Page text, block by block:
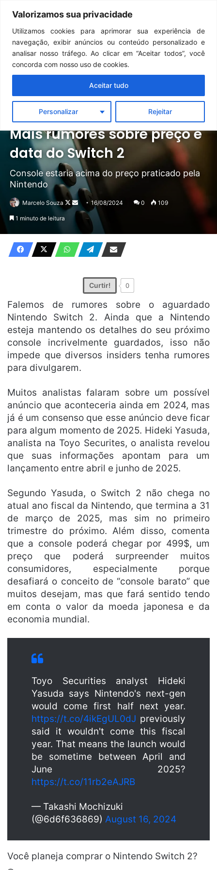
Valorizamos sua privacidade
Utilizamos cookies para aprimorar sua experiência de
navegação, exibir anúncios ou conteúdo personalizado e
analisar nosso tráfego. Ao clicar em “Aceitar todos”, você
concorda com nosso uso de cookies.
Personalizar Rejeitar
Aceitar tudo
Menu
Switch
Mais rumores sobre preço e
data do Switch 2
Console estaria acima do preço praticado pela
Nintendo
Marcelo Souza
Follow
on
Mande
um
16/08/2024 0 109
1 minuto de leitura
Curtir! 0
Falemos de rumores sobre o aguardado
Nintendo Switch 2. Ainda que a Nintendo
esteja mantendo os detalhes do seu próximo
console incrivelmente guardados, isso não
impede que diversos insiders tenha rumores
para divulgarem.
Muitos analistas falaram sobre um possível
anúncio que aconteceria ainda em 2024, mas
já é um consenso que esse anúncio deve ficar
para algum momento de 2025. Hideki Yasuda,
analista na Toyo Securites, o analista revelou
que suas informações apontam para um
lançamento entre abril e junho de 2025.
Segundo Yasuda, o Switch 2 não chega no
atual ano fiscal da Nintendo, que termina a 31
de março de 2025, mas sim no primeiro
trimestre do próximo. Além disso, comenta
que a console poderá chegar por 499$, um
preço que poderá surpreender muitos
consumidores, especialmente porque
desafiará o conceito de “console barato” que
muitos desejam, mas que fará sentido tendo
em conta o valor da moeda japonesa e da
economia mundial.
Toyo Securities analyst Hideki
Yasuda says Nintendo's next-gen
would come first half next year.
https://t.co/4ikEgUL0dJ previously
said it wouldn't come this fiscal
year. That means the launch would
be sometime between April and
June 2025?
https://t.co/11rb2eAJRB
— Takashi Mochizuki
(@6d6f636869) August 16, 2024
Você planeja comprar o Nintendo Switch 2?